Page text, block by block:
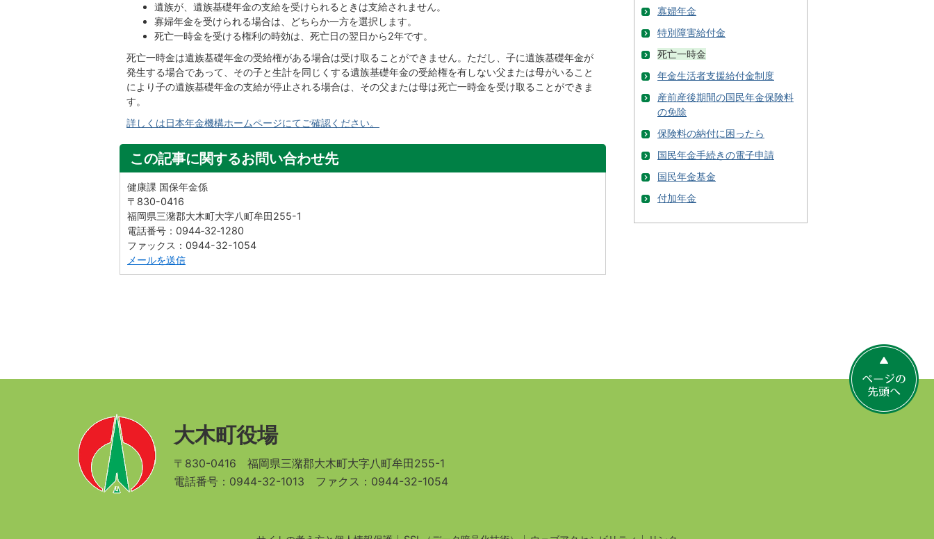
遺族が、遺族基礎年金の支給を受けられるときは支給されません。
寡婦年金を受けられる場合は、どちらか一方を選択します。
死亡一時金を受ける権利の時効は、死亡日の翌日から2年です。
死亡一時金は遺族基礎年金の受給権がある場合は受け取ることができません。ただし、子に遺族基礎年金が
発生する場合であって、その子と生計を同じくする遺族基礎年金の受給権を有しない父または母がいること
により子の遺族基礎年金の支給が停止される場合は、その父または母は死亡一時金を受け取ることができま
す。
詳しくは日本年金機構ホームページにてご確認ください。
この記事に関するお問い合わせ先
健康課 国保年金係
〒830-0416
福岡県三潴郡大木町大字八町牟田255-1
電話番号：0944‐32‐1280
ファックス：0944-32-1054
メールを送信
寡婦年金
特別障害給付金
死亡一時金
年金生活者支援給付金制度
産前産後期間の国民年金保険料
の免除
保険料の納付に困ったら
国民年金手続きの電子申請
国民年金基金
付加年金
ー
ジ
の
大木町役場
〒830-0416 福岡県三潴郡大木町大字八町牟田255-1
電話番号：0944-32-1013 ファクス：0944-32-1054